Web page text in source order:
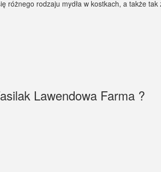
rodzaju mydła w kostkach, a także
Lawendowa Farma ?